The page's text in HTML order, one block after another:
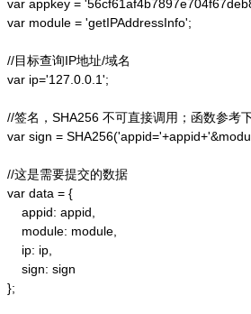
var appkey =
var module = 'getIPAddressInfo';
//目标查询IP地址/域名
var ip='127.0.0.1';
//签名，SHA256 不可直接调用；函数参考
var sign =
//这是需要提交的数据
var data = {
    appid: appid,
    module: module,
    ip: ip,
    sign: sign
};